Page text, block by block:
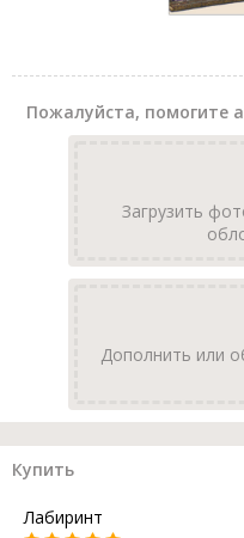
Пожалуйста, помогите
Загрузить
Дополнить или
Купить
Лабиринт